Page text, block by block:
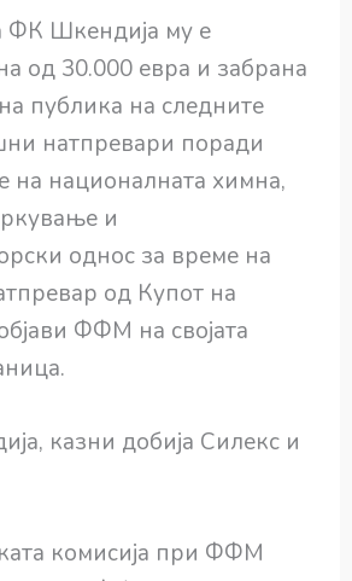
ФК Шкендија му е
од 30.000 евра и забрана
публика на следните
натпревари поради
на националната химна,
и
однос за време на
од Купот на
ФФМ на својата
казни добија Силекс и
комисија при ФФМ